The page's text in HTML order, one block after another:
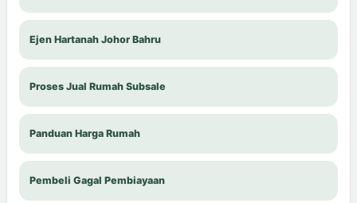
Ejen Hartanah Johor Bahru
Proses Jual Rumah Subsale
Panduan Harga Rumah
Pembeli Gagal Pembiayaan